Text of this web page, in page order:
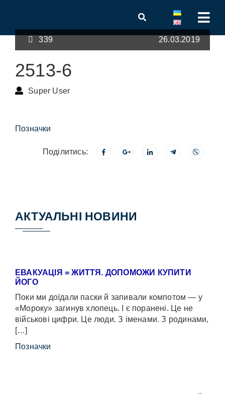
339 26.03.2019
2513-6
Super User
Позначки
Поділитись:
АКТУАЛЬНІ НОВИНИ
ЕВАКУАЦІЯ = ЖИТТЯ. ДОПОМОЖИ КУПИТИ
ЙОГО
Поки ми доїдали паски й запивали компотом — у
«Мороку» загинув хлопець. І є поранені. Це не
військові цифри. Це люди. З іменами. З родинами,
[…]
Позначки